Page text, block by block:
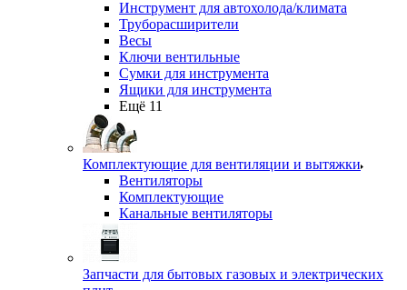
Инструмент для автохолода/климата
Труборасширители
Весы
Ключи вентильные
Сумки для инструмента
Ящики для инструмента
Ещё 11
Комплектующие для вентиляции и вытяжки
Вентиляторы
Комплектующие
Канальные вентиляторы
Запчасти для бытовых газовых и электрических